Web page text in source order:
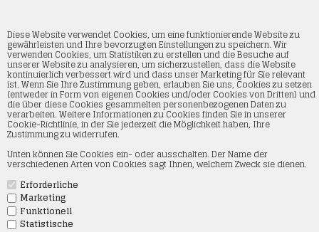
Diese Website verwendet Cookies, um eine funktionierende Website zu
gewährleisten und Ihre bevorzugten Einstellungen zu speichern. Wir
verwenden Cookies, um Statistiken zu erstellen und die Besuche auf
unserer Website zu analysieren, um sicherzustellen, dass die Website
kontinuierlich verbessert wird und dass unser Marketing für Sie relevant
ist. Wenn Sie Ihre Zustimmung geben, erlauben Sie uns, Cookies zu setzen
(entweder in Form von eigenen Cookies und/oder Cookies von Dritten) und
die über diese Cookies gesammelten personenbezogenen Daten zu
verarbeiten. Weitere Informationen zu Cookies finden Sie in unserer
Cookie-Richtlinie, in der Sie jederzeit die Möglichkeit haben, Ihre
Zustimmung zu widerrufen.
Unten können Sie Cookies ein- oder ausschalten. Der Name der
verschiedenen Arten von Cookies sagt Ihnen, welchem Zweck sie dienen.
Erforderliche
Marketing
Funktionell
Statistische
Angebotspreise
Startseite»Angebotspreise
Entdecken Sie fantastische Angebote in unserer Kategorie
„ANGEBOTE“! Hier finden Sie eine große Auswahl an Produkten zu
unglaublich niedrigen Preisen. Ob neue Kleidung, Elektronik,
Haushaltswaren oder Kosmetik – auf unserer Angebotsseite
treffen Qualität und Sparpotenzial aufeinander. Greifen Sie
schnell zu, solange der Vorrat reicht! Unsere Angebote werden
regelmäßig aktualisiert, also halten Sie Ausschau nach neuen
Sparmöglichkeiten bei Ihren Lieblingsmarken und -artikeln.
Sichern Sie sich Ihr Schnäppchen und sparen Sie bares Geld –
nur einen Klick entfernt!